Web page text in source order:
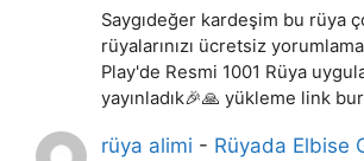
Saygıdeğer kardeşim bu rüya
rüyalarınızı ücretsiz
Play'de Resmi 1001 Rüya
yayınladık🎉🙏 yükleme link
rüya alimi - Rüyada Elbise